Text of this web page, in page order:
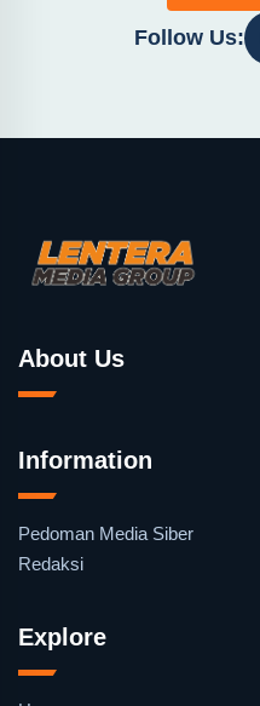
Follow Us:
About Us
Information
Pedoman Media Siber
Redaksi
Explore